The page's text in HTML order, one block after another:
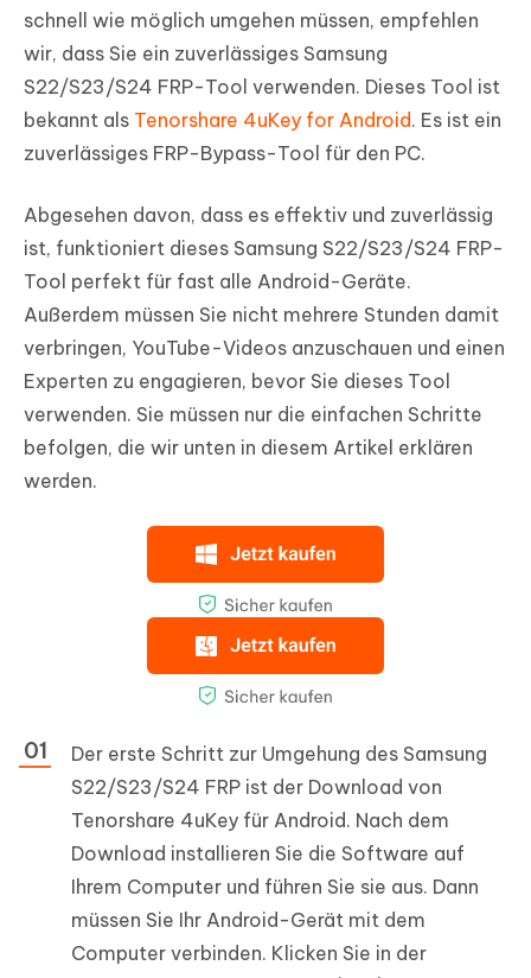
schnell wie möglich umgehen müssen, empfehlen
wir, dass Sie ein zuverlässiges Samsung
S22/S23/S24 FRP-Tool verwenden. Dieses Tool ist
bekannt als Tenorshare 4uKey for Android. Es ist ein
zuverlässiges FRP-Bypass-Tool für den PC.
Abgesehen davon, dass es effektiv und zuverlässig
ist, funktioniert dieses Samsung S22/S23/S24 FRP-
Tool perfekt für fast alle Android-Geräte.
Außerdem müssen Sie nicht mehrere Stunden damit
verbringen, YouTube-Videos anzuschauen und einen
Experten zu engagieren, bevor Sie dieses Tool
verwenden. Sie müssen nur die einfachen Schritte
befolgen, die wir unten in diesem Artikel erklären
werden.
Der erste Schritt zur Umgehung des Samsung
S22/S23/S24 FRP ist der Download von
Tenorshare 4uKey für Android. Nach dem
Download installieren Sie die Software auf
Ihrem Computer und führen Sie sie aus. Dann
müssen Sie Ihr Android-Gerät mit dem
Computer verbinden. Klicken Sie in der